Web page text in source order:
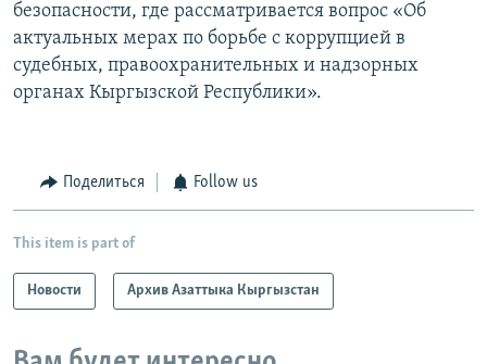
безопасности, где рассматривается вопрос «Об
актуальных мерах по борьбе с коррупцией в
судебных, правоохранительных и надзорных
органах Кыргызской Республики».
Поделиться Follow us
This item is part of
Новости Архив Азаттыка Кыргызстан